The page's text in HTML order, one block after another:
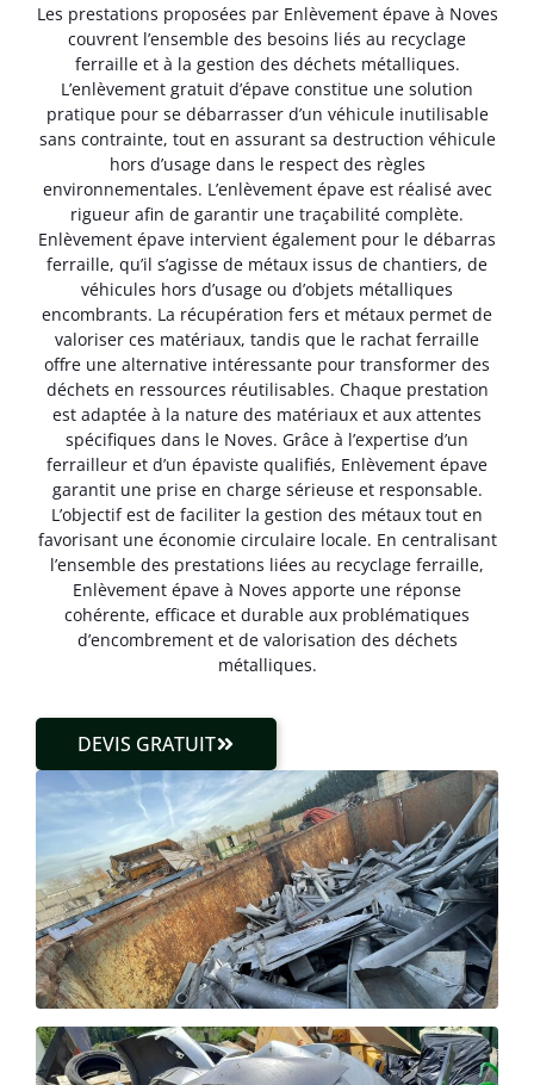
Les prestations proposées par Enlèvement épave à Noves
couvrent l’ensemble des besoins liés au recyclage
ferraille et à la gestion des déchets métalliques.
L’enlèvement gratuit d’épave constitue une solution
pratique pour se débarrasser d’un véhicule inutilisable
sans contrainte, tout en assurant sa destruction véhicule
hors d’usage dans le respect des règles
environnementales. L’enlèvement épave est réalisé avec
rigueur afin de garantir une traçabilité complète.
Enlèvement épave intervient également pour le débarras
ferraille, qu’il s’agisse de métaux issus de chantiers, de
véhicules hors d’usage ou d’objets métalliques
encombrants. La récupération fers et métaux permet de
valoriser ces matériaux, tandis que le rachat ferraille
offre une alternative intéressante pour transformer des
déchets en ressources réutilisables. Chaque prestation
est adaptée à la nature des matériaux et aux attentes
spécifiques dans le Noves. Grâce à l’expertise d’un
ferrailleur et d’un épaviste qualifiés, Enlèvement épave
garantit une prise en charge sérieuse et responsable.
L’objectif est de faciliter la gestion des métaux tout en
favorisant une économie circulaire locale. En centralisant
l’ensemble des prestations liées au recyclage ferraille,
Enlèvement épave à Noves apporte une réponse
cohérente, efficace et durable aux problématiques
d’encombrement et de valorisation des déchets
métalliques.
DEVIS GRATUIT